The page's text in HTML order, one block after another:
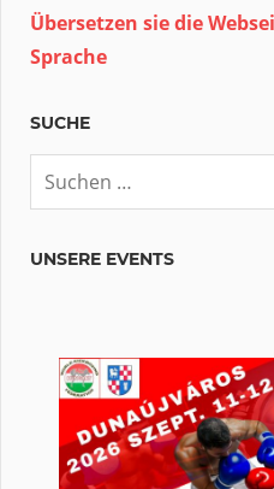
Übersetzen sie die
Sprache
SUCHE
UNSERE EVENTS